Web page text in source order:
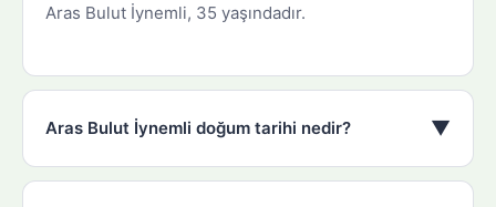
Aras Bulut İynemli, 35 yaşındadır.
Aras Bulut İynemli doğum tarihi nedir? ▼